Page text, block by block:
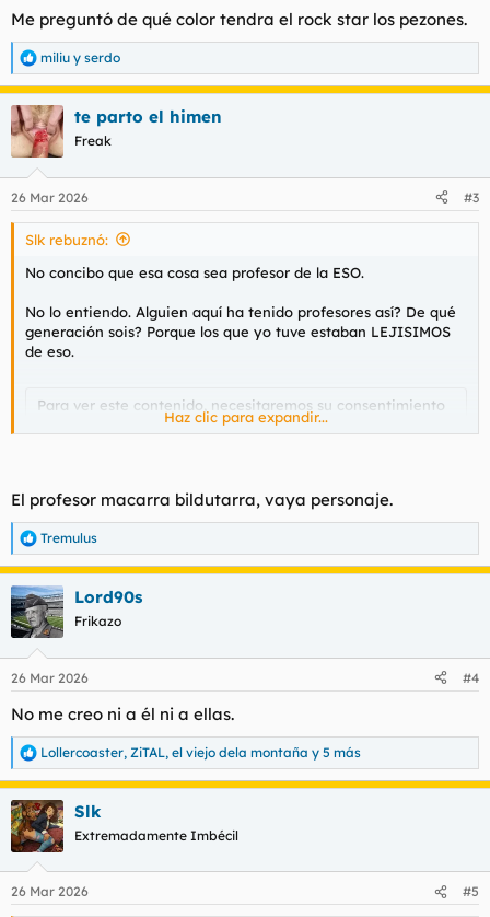
:
Me preguntó de qué color tendra el rock star los pezones.
R
e
a
c
c
i
e
s
miliu y serdo
te parto el himen
Freak
26 Mar 2026 #3
Slk rebuznó:
No concibo que esa cosa sea profesor de la ESO.
No lo entiendo. Alguien aquí ha tenido profesores así? De qué
generación sois? Porque los que yo tuve estaban LEJISIMOS
de eso.
Para ver este contenido, necesitaremos su consentimiento
para configurar cookies de terceros.
Aceptar cookies de terceros
Haz clic para expandir...
El profesor macarra bildutarra, vaya personaje.
R
e
a
c
c
i
e
:
Tremulus
Lord90s
Frikazo
26 Mar 2026 #4
No me creo ni a él ni a ellas.
R
e
a
c
c
i
e
Lollercoaster, ZiTAL, el viejo dela montaña y 5 más
Slk
Extremadamente Imbécil
26 Mar 2026 #5